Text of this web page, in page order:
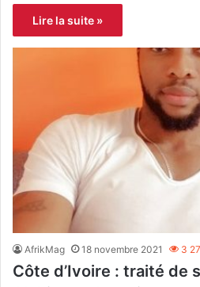
Lire la suite »
AfrikMag 18 novembre 2021 3
Côte d’Ivoire : traité de